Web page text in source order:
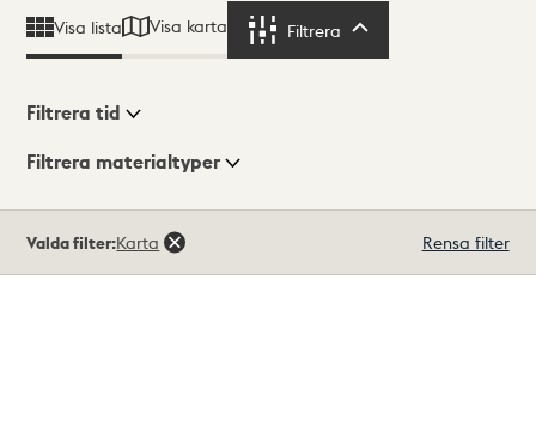
Visa lista Visa karta Filtrera
Visningsläge
Filtrera tid
Filtrera materialtyper
träffar
Valda filter:Karta Rensa filter